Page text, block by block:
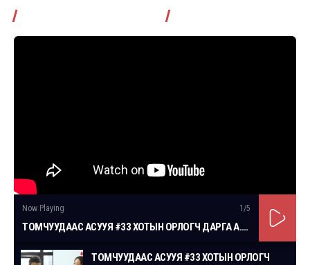
Now Playing 1 /5
ТОМЧУУДААС АСУУЯ #33 ХОТЫН ОРЛОГЧ ДАРГА А.АМАРТҮВШИН
ТОМЧУУДААС АСУУЯ #33 ХОТЫН ОРЛОГЧ